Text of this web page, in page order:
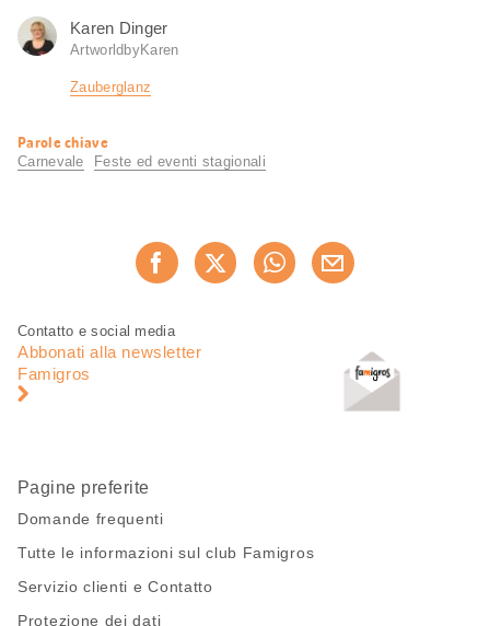
Karen Dinger
ArtworldbyKaren
Zauberglanz
Informazioni
utili
Parole chiave
Carnevale Feste ed eventi stagionali
Consiglia ora
Piè
pagina
Navigazione
pagina
Contatto e social media
Abbonati alla newsletter
Famigros
Pagine preferite
Domande frequenti
Tutte le informazioni sul club Famigros
Servizio clienti e Contatto
Protezione dei dati